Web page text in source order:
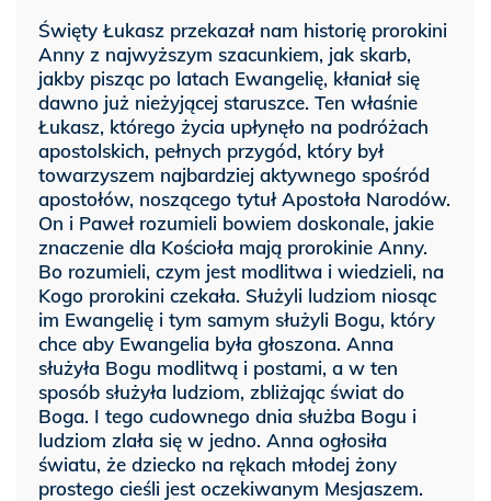
Święty Łukasz przekazał nam historię prorokini
Anny z najwyższym szacunkiem, jak skarb,
jakby pisząc po latach Ewangelię, kłaniał się
dawno już nieżyjącej staruszce. Ten właśnie
Łukasz, którego życia upłynęło na podróżach
apostolskich, pełnych przygód, który był
towarzyszem najbardziej aktywnego spośród
apostołów, noszącego tytuł Apostoła Narodów.
On i Paweł rozumieli bowiem doskonale, jakie
znaczenie dla Kościoła mają prorokinie Anny.
Bo rozumieli, czym jest modlitwa i wiedzieli, na
Kogo prorokini czekała. Służyli ludziom niosąc
im Ewangelię i tym samym służyli Bogu, który
chce aby Ewangelia była głoszona. Anna
służyła Bogu modlitwą i postami, a w ten
sposób służyła ludziom, zbliżając świat do
Boga. I tego cudownego dnia służba Bogu i
ludziom zlała się w jedno. Anna ogłosiła
światu, że dziecko na rękach młodej żony
prostego cieśli jest oczekiwanym Mesjaszem.